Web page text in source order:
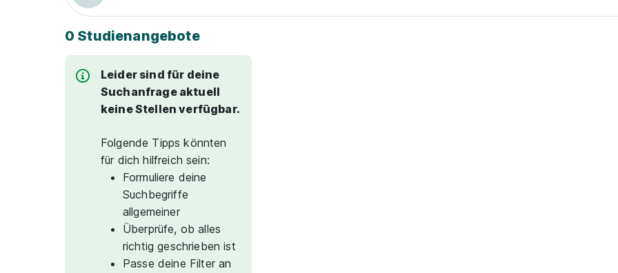
0 Studienangebote
Leider sind für deine
Suchanfrage aktuell
keine Stellen verfügbar.
Folgende Tipps könnten
für dich hilfreich sein:
Formuliere deine
Suchbegriffe
allgemeiner
Überprüfe, ob alles
richtig geschrieben ist
Passe deine Filter an